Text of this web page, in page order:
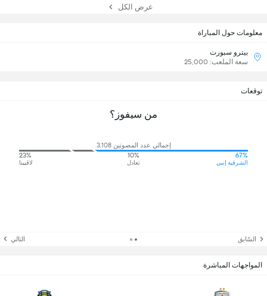
عرض الكل
معلومات حول المباراة
بيترو سبورت
سعة الملعب: 25,000
توقعات
من سيفوز؟
إجمالي عدد المصوتين 3,108
67%
الشرقية إنبي
10%
تعادل
23%
لاڤيينا
السّابق التالي
المواجهات المباشرة